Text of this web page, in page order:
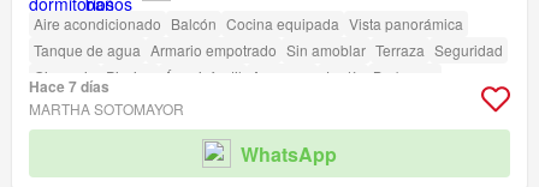
Aire acondicionado Balcón Cocina equipada Vista panorámica
Tanque de agua Armario empotrado Sin amoblar Terraza Seguridad
Gimnasio
Piscina Área infantil Ascensor Jardín
Barbacoa
Acceso para personas con discapacidad
Hace 7 días
MARTHA SOTOMAYOR
WhatsApp